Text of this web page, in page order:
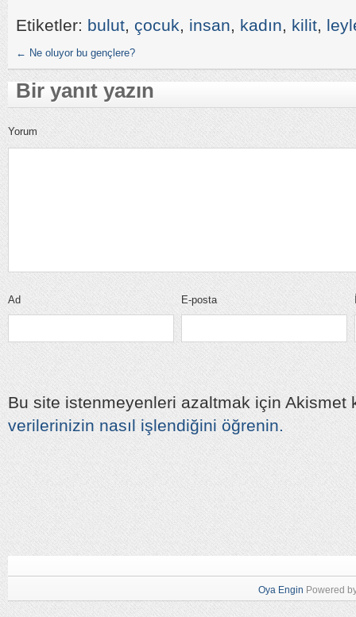
Etiketler: bulut, çocuk, insan, kadın, kilit,
← Ne oluyor bu gençlere?
Bir yanıt yazın
Yorum
Ad E-posta
Bu site istenmeyenleri azaltmak için Akismet
verilerinizin nasıl işlendiğini öğrenin.
Oya Engin Powered